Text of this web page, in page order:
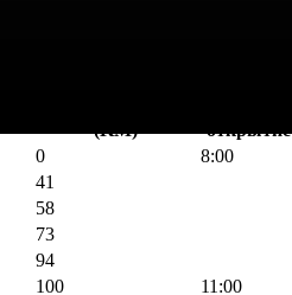
(KM) открытие
0 8:00
41
58
73
94
100 11:00